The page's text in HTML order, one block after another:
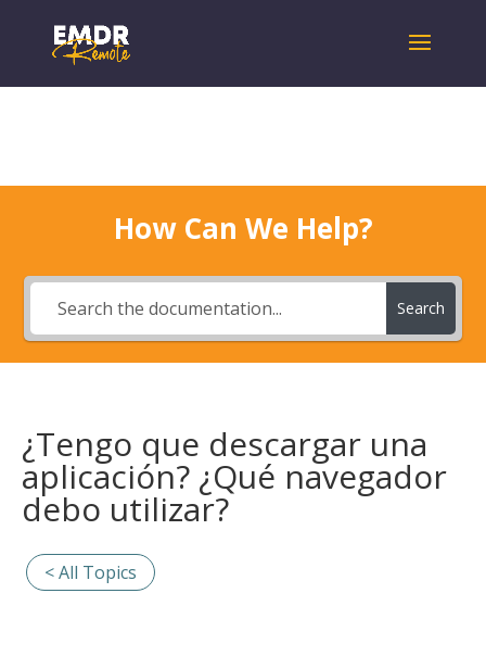
How Can We Help?
Search
¿Tengo que descargar una
aplicación? ¿Qué navegador
debo utilizar?
< All Topics